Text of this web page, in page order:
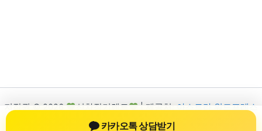
저작권 © 2026 신차장기렌트 | 제공처:
아스트라 워드프레스
테마
카카오톡 상담받기